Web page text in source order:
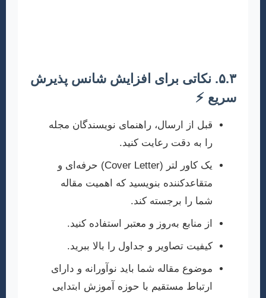
۵.۳. نکاتی برای افزایش شانس پذیرش
سریع ⚡
قبل از ارسال، راهنمای نویسندگان مجله
را به دقت رعایت کنید.
یک کاور لتر (Cover Letter) حرفه‌ای و
متقاعدکننده بنویسید که اهمیت مقاله
شما را برجسته کند.
از منابع به‌روز و معتبر استفاده کنید.
کیفیت تصاویر و جداول را بالا ببرید.
موضوع مقاله شما باید نوآورانه و دارای
ارتباط مستقیم با حوزه آموزش ابتدایی